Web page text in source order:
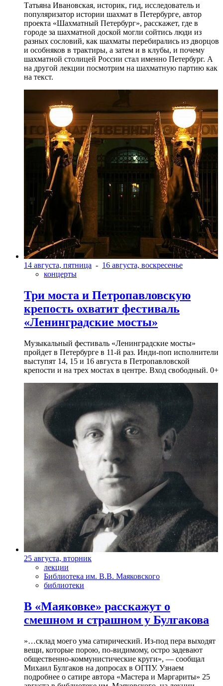
Татьяна Ивановская, историк, гид, исследователь и
популяризатор истории шахмат в Петербурге, автор
проекта «Шахматный Петербург», расскажет, где в
городе за шахматной доской могли сойтись люди из
разных сословий, как шахматы перебирались из дворцов
и особняков в трактиры, а затем и в клубы, и почему
шахматной столицей России стал именно Петербург. А
на другой лекции посмотрим на шахматную партию как
на текст.
14 августа, пятница - 16 августа, воскресенье
концерты
Три моста и Петропавловскую
крепость охватит фестиваль
«Ленинградские мосты»
Музыкальный фестиваль «Ленинградские мосты»
пройдет в Петербурге в 11-й раз. Инди-поп исполнители
выступят 14, 15 и 16 августа в Петропавловской
крепости и на трех мостах в центре. Вход свободный. 0+
25 августа, вторник
лекции
Библиотека им. В.В. Маяковского
библиотеки
В «Маяковке» расскажут о
смешном и страшном у Булгакова
»…склад моего ума сатирический. Из-под пера выходят
вещи, которые порою, по-видимому, остро задевают
общественно-коммунистические круги», — сообщал
Михаил Булгаков на допросах в ОГПУ. Узнаем
подробнее о сатире автора «Мастера и Маргариты» 25